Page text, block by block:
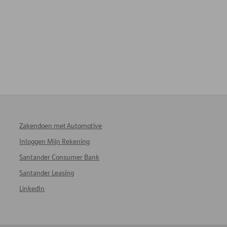
Zakendoen met Automotive
Inloggen Mijn Rekening
Santander Consumer Bank
Santander Leasing
LinkedIn